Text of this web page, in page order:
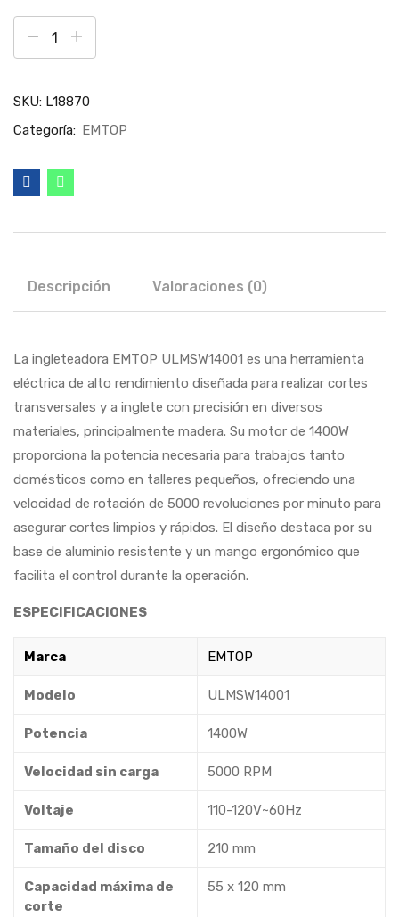
SKU: L18870
Categoría: EMTOP
Descripción Valoraciones (0)
La ingleteadora EMTOP ULMSW14001 es una herramienta
eléctrica de alto rendimiento diseñada para realizar cortes
transversales y a inglete con precisión en diversos
materiales, principalmente madera. Su motor de 1400W
proporciona la potencia necesaria para trabajos tanto
domésticos como en talleres pequeños, ofreciendo una
velocidad de rotación de 5000 revoluciones por minuto para
asegurar cortes limpios y rápidos. El diseño destaca por su
base de aluminio resistente y un mango ergonómico que
facilita el control durante la operación.
ESPECIFICACIONES
Marca EMTOP
Modelo ULMSW14001
Potencia 1400W
Velocidad sin carga 5000 RPM
Voltaje 110-120V~60Hz
Tamaño del disco 210 mm
Capacidad máxima de
corte
55 x 120 mm